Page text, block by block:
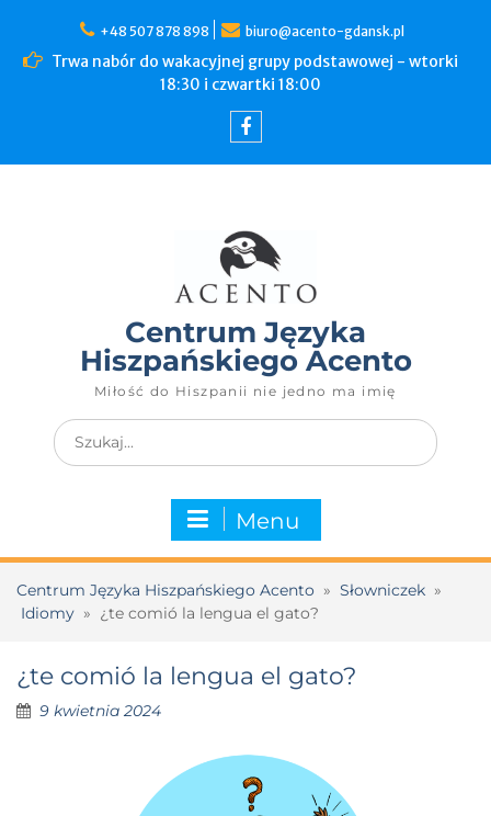
+48 507 878 898 biuro@acento-gdansk.pl
Trwa nabór do wakacyjnej grupy podstawowej - wtorki
18:30 i czwartki 18:00
Centrum Języka
Hiszpańskiego Acento
Miłość do Hiszpanii nie jedno ma imię
Menu
Centrum Języka Hiszpańskiego Acento » Słowniczek »
Idiomy » ¿te comió la lengua el gato?
¿te comió la lengua el gato?
9 kwietnia 2024